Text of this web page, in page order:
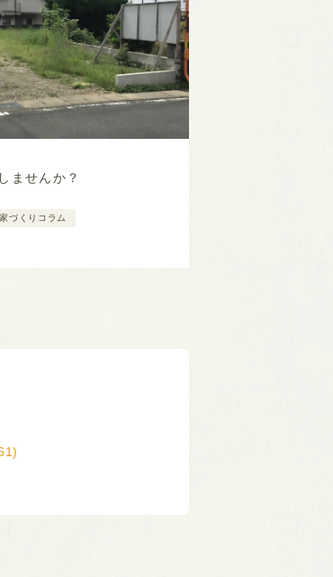
ませんか？
家づくりコラム